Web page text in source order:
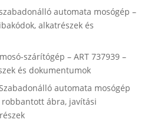
automata mosógép –
alkatrészek és
szárítógép – ART 737939 –
és dokumentumok
automata mosógép
robbantott ábra, javítási